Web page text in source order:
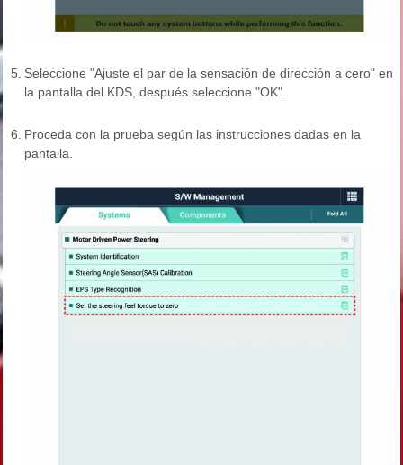
5. Seleccione "Ajuste el par de la sensación de dirección a cero" en
la pantalla del KDS, después seleccione "OK".
6. Proceda con la prueba según las instrucciones dadas en la
pantalla.